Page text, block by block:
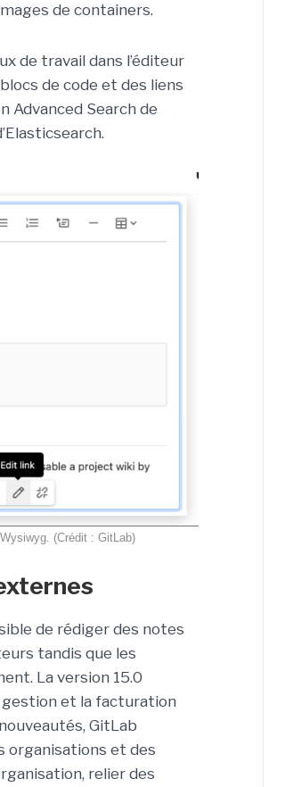
de containers.
de travail dans l’éditeur
de code et des liens
Advanced Search de
(Crédit : GitLab)
de rédiger des notes
tandis que les
La version 15.0
gestion et la facturation
GitLab
organisations et des
relier des